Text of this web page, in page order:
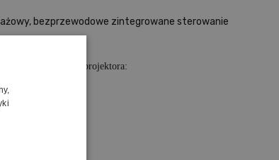
bezprzewodowe zintegrowane sterowanie
posiadanego projektora: